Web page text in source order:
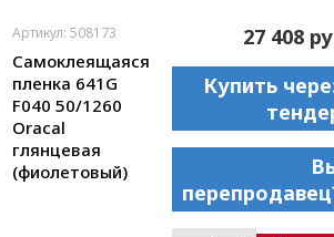
Артикул: 508173
Самоклеящаяся
пленка 641G
F040 50/1260
Oracal
глянцевая
(фиолетовый)
27 408
Купить